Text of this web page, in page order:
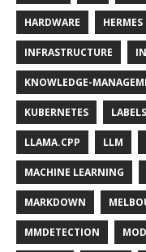
HARDWARE HERMES
INFRASTRUCTURE
KNOWLEDGE-
KUBERNETES
LLAMA.CPP LLM
MACHINE LEARNING
MARKDOWN
MMDETECTION